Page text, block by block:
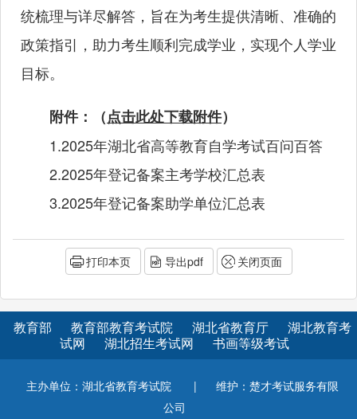
统梳理与详尽解答，旨在为考生提供清晰、准确的
政策指引，助力考生顺利完成学业，实现个人学业
目标。
附件：（点击此处下载附件）
1.2025年湖北省高等教育自学考试百问百答
2.2025年登记备案主考学校汇总表
3.2025年登记备案助学单位汇总表
打印本页 导出pdf 关闭页面
教育部 教育部教育考试院 湖北省教育厅
湖北教育考
试网
湖北招生考试网 书画等级考试
主办单位：湖北省教育考试院 |
维护：楚才考试服务有限
公司